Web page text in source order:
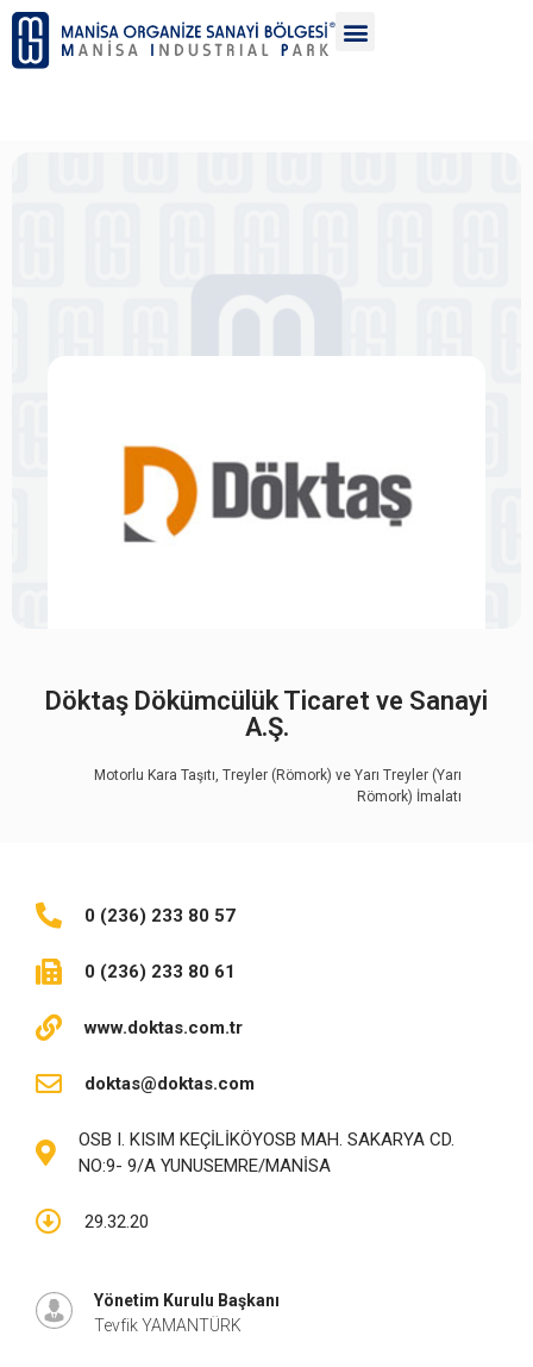
Döktaş Dökümcülük Ticaret ve Sanayi
A.Ş.
Motorlu Kara Taşıtı, Treyler (Römork) ve Yarı Treyler (Yarı
Römork) İmalatı
0 (236) 233 80 57
0 (236) 233 80 61
www.doktas.com.tr
doktas@doktas.com
OSB I. KISIM KEÇİLİKÖYOSB MAH. SAKARYA CD.
NO:9- 9/A YUNUSEMRE/MANİSA
29.32.20
Yönetim Kurulu Başkanı
Tevfik YAMANTÜRK